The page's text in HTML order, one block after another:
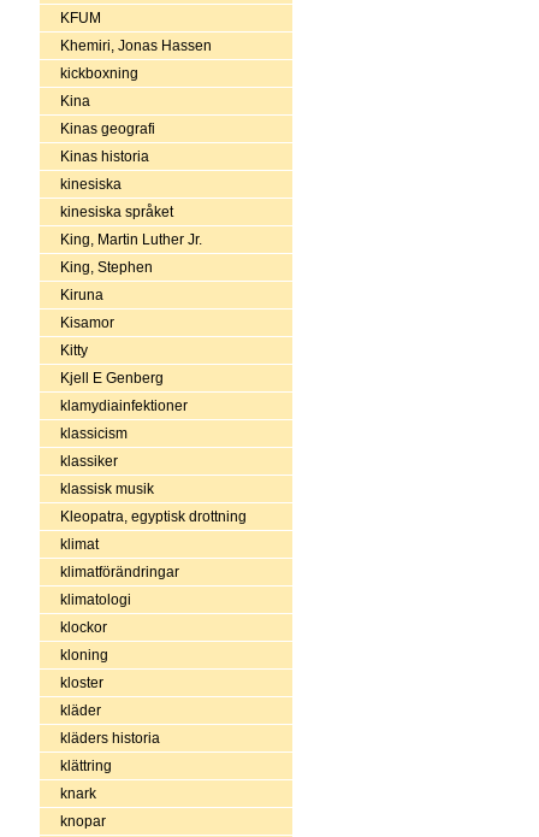
KFUM
Khemiri, Jonas Hassen
kickboxning
Kina
Kinas geografi
Kinas historia
kinesiska
kinesiska språket
King, Martin Luther Jr.
King, Stephen
Kiruna
Kisamor
Kitty
Kjell E Genberg
klamydiainfektioner
klassicism
klassiker
klassisk musik
Kleopatra, egyptisk drottning
klimat
klimatförändringar
klimatologi
klockor
kloning
kloster
kläder
kläders historia
klättring
knark
knopar